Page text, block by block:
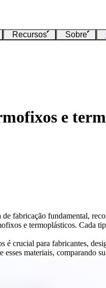
Recursos Sobre
e
de fabricação fundamental,
e termoplásticos. Cada
é crucial para fabricantes,
materiais, comparando